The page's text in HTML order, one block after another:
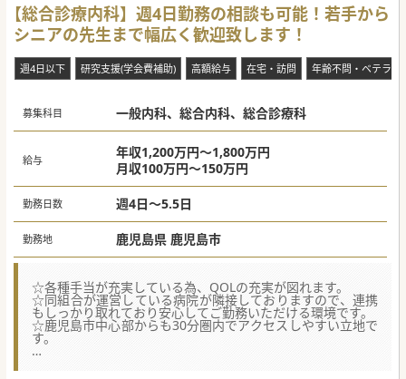
【総合診療内科】週4日勤務の相談も可能！若手から
シニアの先生まで幅広く歓迎致します！
週4日以下 研究支援(学会費補助) 高額給与 在宅・訪問 年齢不問・ベテラン
募集科目 一般内科、総合内科、総合診療科
給与
年収1,200万円～1,800万円
月収100万円～150万円
勤務日数 週4日～5.5日
勤務地 鹿児島県 鹿児島市
☆各種手当が充実している為、QOLの充実が図れます。
☆同組合が運営している病院が隣接しておりますので、連携
もしっかり取れており安心してご勤務いただける環境です。
☆鹿児島市中心部からも30分圏内でアクセスしやすい立地で
す。